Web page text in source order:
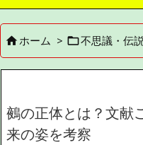
ホーム > 不思議・伝
鵺の正体とは？文献
来の姿を考察